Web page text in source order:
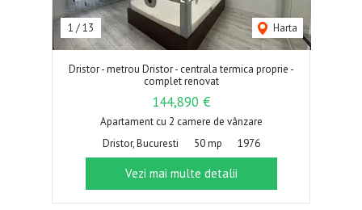
1 /13 Harta
Dristor - metrou Dristor - centrala termica proprie -
complet renovat
144,890 €
Apartament cu 2 camere de vânzare
Dristor, Bucuresti
50 mp 1976
Vezi mai multe detalii